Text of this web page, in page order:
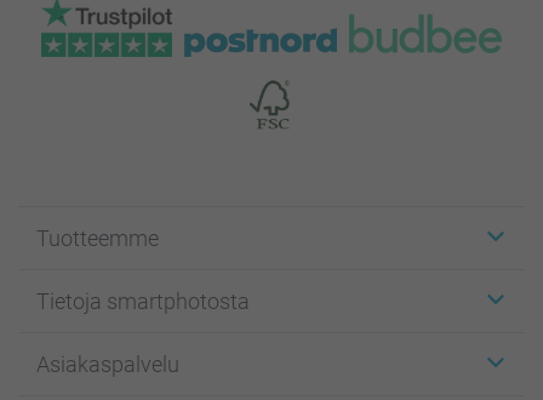
Tuotteemme
Kuvakortit
Kuvakirjat
Tietoja smartphotosta
Affiliate ohjelma
Asiakaspalvelu